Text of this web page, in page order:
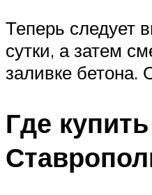
Теперь следует
сутки, а затем
заливке бетона.
Где